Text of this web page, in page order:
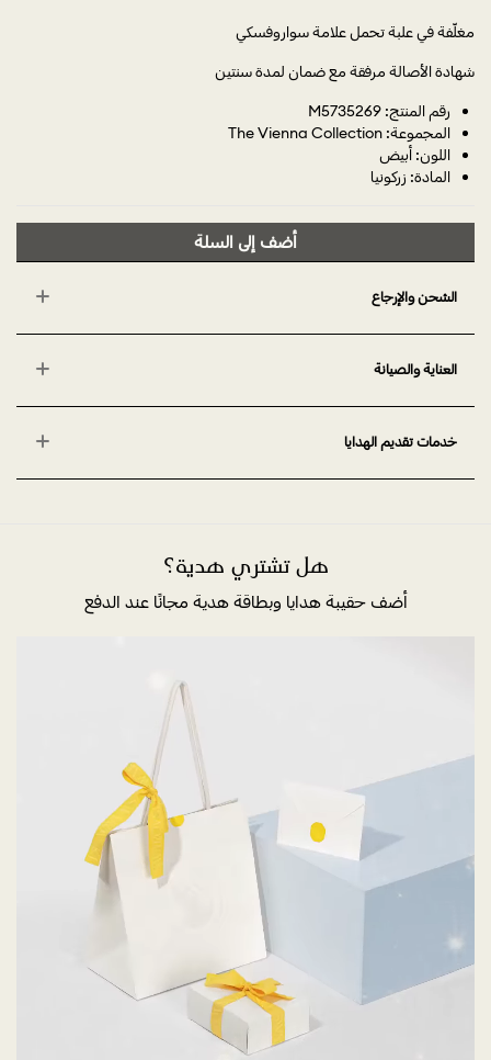
مغلّفة في علبة تحمل علامة سواروفسكي
شهادة الأصالة مرفقة مع ضمان لمدة سنتين
رقم المنتج: M5735269
المجموعة: The Vienna Collection
اللون: أبيض
المادة: زركونيا
أضف إلى السلة
الشحن والإرجاع
العناية والصيانة
خدمات تقديم الهدايا
هل تشتري هدية؟
أضف حقيبة هدايا وبطاقة هدية مجانًا عند الدفع